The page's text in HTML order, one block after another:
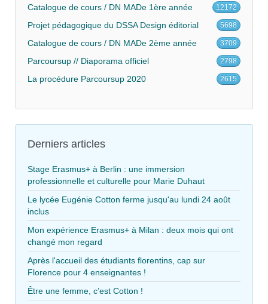
Catalogue de cours / DN MADe 1ère année 12172
Projet pédagogique du DSSA Design éditorial 5698
Catalogue de cours / DN MADe 2ème année 3709
Parcoursup // Diaporama officiel 2798
La procédure Parcoursup 2020 2615
Derniers articles
Stage Erasmus+ à Berlin : une immersion
professionnelle et culturelle pour Marie Duhaut
Le lycée Eugénie Cotton ferme jusqu'au lundi 24 août
inclus
Mon expérience Erasmus+ à Milan : deux mois qui ont
changé mon regard
Après l'accueil des étudiants florentins, cap sur
Florence pour 4 enseignantes !
Être une femme, c’est Cotton !